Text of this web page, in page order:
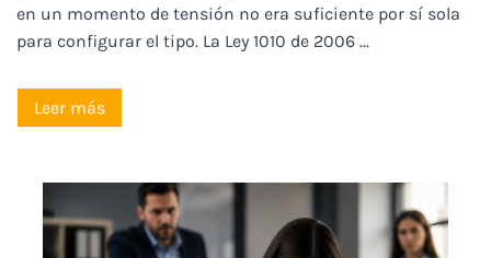
en un momento de tensión no era suficiente por sí sola
para configurar el tipo. La Ley 1010 de 2006 ...
Leer más